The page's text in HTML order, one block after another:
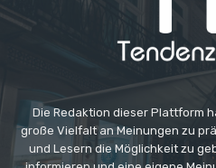
Die Redaktion dieser Plattform
große Vielfalt an Meinungen zu
und Lesern die Möglichkeit zu